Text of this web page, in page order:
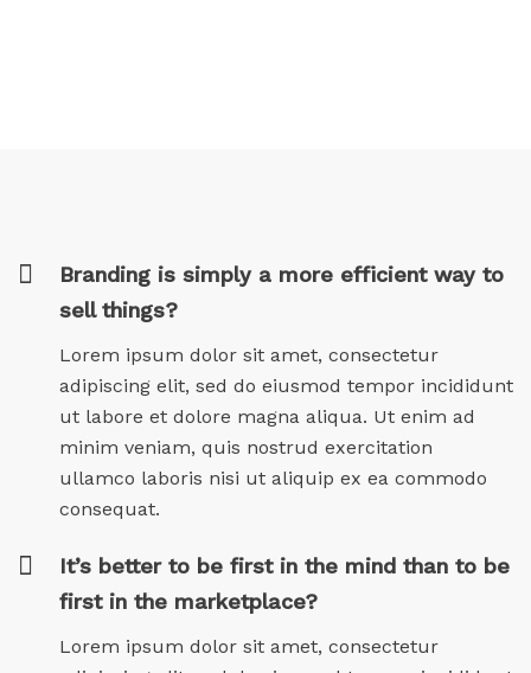
Branding is simply a more efficient way to
sell things?
Lorem ipsum dolor sit amet, consectetur
adipiscing elit, sed do eiusmod tempor incididunt
ut labore et dolore magna aliqua. Ut enim ad
minim veniam, quis nostrud exercitation
ullamco laboris nisi ut aliquip ex ea commodo
consequat.
It’s better to be first in the mind than to be
first in the marketplace?
Lorem ipsum dolor sit amet, consectetur